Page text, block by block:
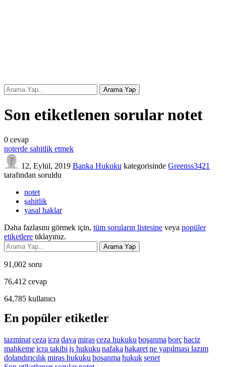
Son etiketlenen sorular notet
0 cevap
noterde sahitlik etmek
12, Eylül, 2019 Banka Hukuku kategorisinde Greenss3421
tarafından soruldu
notet
şahitlik
yasal haklar
Daha fazlasını görmek için, tüm soruların listesine veya popüler
etiketlere tıklayınız.
91,002 soru
76,412 cevap
64,785 kullanıcı
En popüler etiketler
tazminatceza icra dava mirasceza hukuku boşanma borçhaciz
mahkemeicra takibi iş hukuku nafaka hakaretne yapılması lazım
dolandırıcılıkmiras hukuku bosanma hukuksenet